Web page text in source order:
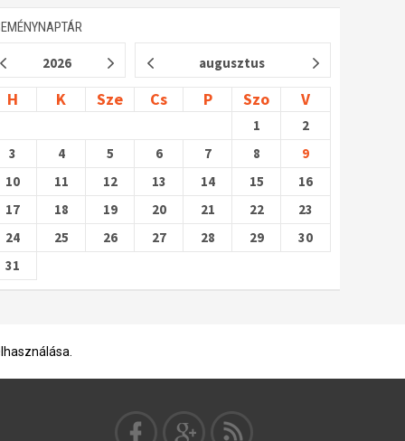
2026 augusztus
H K Sze Cs P Szo V
1
2
3
4 5 6 7 8
9
10
11 12 13 14 15
16
17
18 19 20 21 22
23
24
25 26 27 28 29
30
31